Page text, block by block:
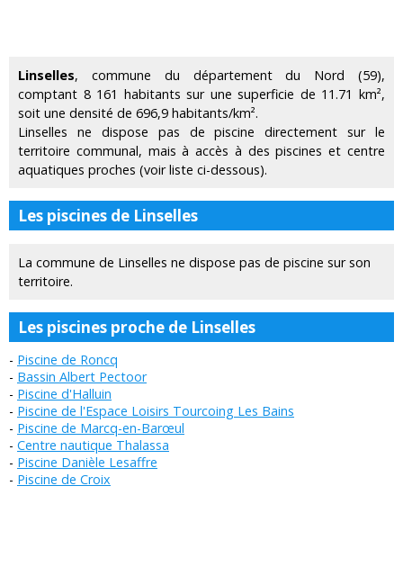
Linselles, commune du département du Nord (59),
comptant 8 161 habitants sur une superficie de 11.71 km²,
soit une densité de 696,9 habitants/km².
Linselles ne dispose pas de piscine directement sur le
territoire communal, mais à accès à des piscines et centre
aquatiques proches (voir liste ci-dessous).
Les piscines de Linselles
La commune de Linselles ne dispose pas de piscine sur son
territoire.
Les piscines proche de Linselles
Piscine de Roncq
Bassin Albert Pectoor
Piscine d'Halluin
Piscine de l'Espace Loisirs Tourcoing Les Bains
Piscine de Marcq-en-Barœul
Centre nautique Thalassa
Piscine Danièle Lesaffre
Piscine de Croix